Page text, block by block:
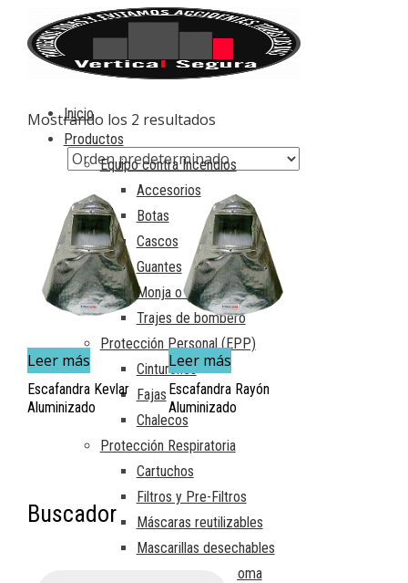
Inicio
Productos
Equipo contra Incendios
Accesorios
Botas
Cascos
Guantes
Monja o capucha
Trajes de bombero
Protección Personal (EPP)
Cinturones
Fajas
Chalecos
Protección Respiratoria
Cartuchos
Filtros y Pre-Filtros
Máscaras reutilizables
Mascarillas desechables
Respiración autónoma
Mostrando los 2 resultados
Leer más
Escafandra Kevlar
Aluminizado
Leer más
Escafandra Rayón
Aluminizado
Buscador